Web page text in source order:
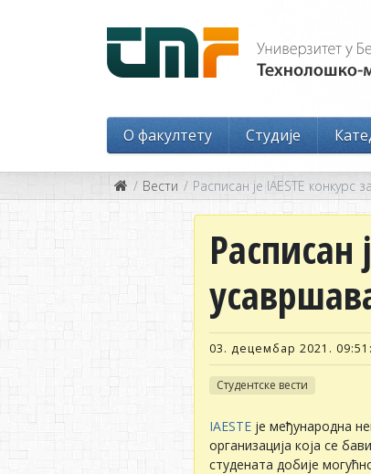
O факултету Студије
Вести Расписан је IAESTE
Расписан
03. децембар 2021.
Студентске вести
IAESTEјe мeђународна
организација која сe
студeната добијe